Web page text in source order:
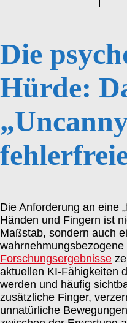
Die
Hürde:
Die Anforderung an eine
Händen und Fingern ist
Maßstab, sondern auch
Forschungsergebnisse
aktuellen KI-Fähigkeiten
werden und häufig
zusätzliche Finger,
unnatürliche